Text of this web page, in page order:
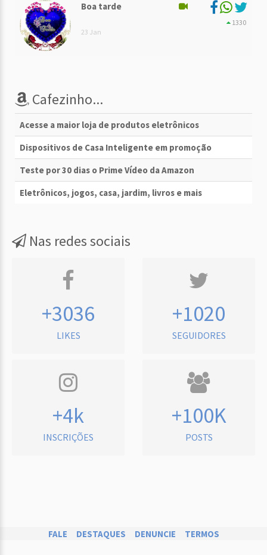
Boa tarde
23 Jan
1330
Cafezinho...
Acesse a maior loja de produtos eletrônicos
Dispositivos de Casa Inteligente em promoção
Teste por 30 dias o Prime Vídeo da Amazon
Eletrônicos, jogos, casa, jardim, livros e mais
Nas redes sociais
+3036
LIKES
+1020
SEGUIDORES
+4k
INSCRIÇÕES
+100K
POSTS
FALE DESTAQUES DENUNCIE TERMOS